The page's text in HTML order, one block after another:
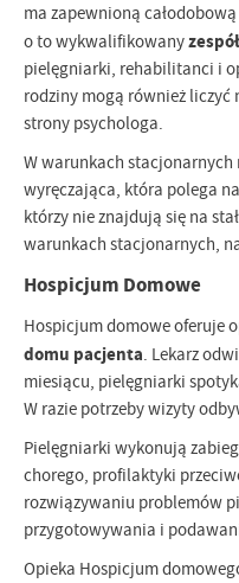
ma zapewnioną
o to wykwalifikowany
pielęgniarki, rehabilitanci i
rodziny mogą również liczyć
strony psychologa.
W warunkach
wyręczająca, która polega
którzy nie znajdują się na
warunkach stacjonarnych,
Hospicjum Domowe
Hospicjum domowe oferuje
domu pacjenta. Lekarz
miesiącu, pielęgniarki
W razie potrzeby wizyty
Pielęgniarki wykonują
chorego, profilaktyki
rozwiązywaniu problemów
przygotowywania i
Opieka Hospicjum